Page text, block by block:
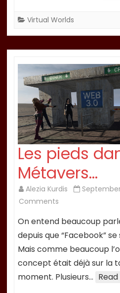
Virtual Worlds
Les pieds
Métavers…
Alezia Kurdis
Comments
pieds
dans
le
Métavers…
On entend beaucoup
depuis que “Facebook”
Mais comme beaucoup
concept était déjà sur la
moment. Plusieurs…